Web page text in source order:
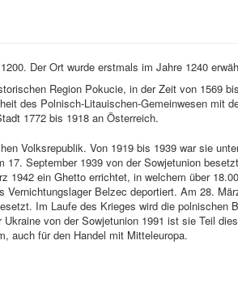
Der Ort wurde erstmals im Jahre 1240
Region Pokucie, in der Zeit von 1569
des Polnisch-Litauischen-Gemeinwesen mit
1772 bis 1918 an Österreich.
Volksrepublik. Von 1919 bis 1939 war sie
September 1939 von der Sowjetunion
ein Ghetto errichtet, in welchem über
Belzec deportiert. Am 28.
Im Laufe des Krieges wird die polnischen
von der Sowjetunion 1991 ist sie Teil
auch für den Handel mit Mitteleuropa.